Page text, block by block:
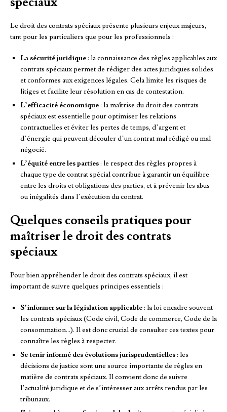
Le droit des contrats spéciaux présente plusieurs enjeux majeurs,
tant pour les particuliers que pour les professionnels :
La sécurité juridique: la connaissance des règles applicables aux
contrats spéciaux permet de rédiger des actes juridiques solides
et conformes aux exigences légales. Cela limite les risques de
litiges et facilite leur résolution en cas de contestation.
L’efficacité économique: la maîtrise du droit des contrats
spéciaux est essentielle pour optimiser les relations
contractuelles et éviter les pertes de temps, d’argent et
d’énergie qui peuvent découler d’un contrat mal rédigé ou mal
négocié.
L’équité entre les parties: le respect des règles propres à
chaque type de contrat spécial contribue à garantir un équilibre
entre les droits et obligations des parties, et à prévenir les abus
ou inégalités dans l’exécution du contrat.
Quelques conseils pratiques pour
maîtriser le droit des contrats
spéciaux
Pour bien appréhender le droit des contrats spéciaux, il est
important de suivre quelques principes essentiels :
S’informer sur la législation applicable: la loi encadre souvent
les contrats spéciaux (Code civil, Code de commerce, Code de la
consommation…). Il est donc crucial de consulter ces textes pour
connaître les règles à respecter.
Se tenir informé des évolutions jurisprudentielles: les
décisions de justice sont une source importante de règles en
matière de contrats spéciaux. Il convient donc de suivre
l’actualité juridique et de s’intéresser aux arrêts rendus par les
tribunaux.